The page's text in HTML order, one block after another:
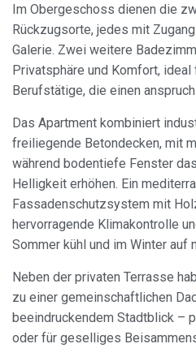
Im Obergeschoss dienen die
Rückzugsorte, jedes mit
Galerie. Zwei weitere
Privatsphäre und Komfort,
Berufstätige, die einen
Das Apartment kombiniert
freiliegende Betondecken, mit
während bodentiefe Fenster
Helligkeit erhöhen. Ein
Fassadenschutzsystem mit
hervorragende Klimakontrolle
Sommer kühl und im Winter auf
Neben der privaten Terrasse
zu einer gemeinschaftlichen
beeindruckendem Stadtblick –
oder für geselliges
Analytik und Anpassung
Sie ermöglichen die
Verhaltens der Nutzer dieser
von Cookies gesammelten
verwendet, um die Aktivität des
der Analyse der
Verbesserungen einzuführen.
Präferenzinformationen des
die Qualität unserer
durch empfohlene Produkte ein
bieten.
Marketing und Publizität
Diese Cookies werden
Benutzers durch die
Surfgewohnheiten zu
die Surfgewohnheiten auf der
Werbung in Bezug auf das
anzeigen.